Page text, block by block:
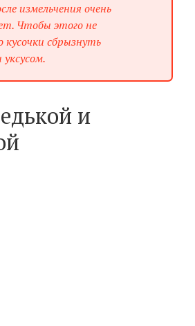
измельчения очень
Чтобы этого не
сбрызнуть
и